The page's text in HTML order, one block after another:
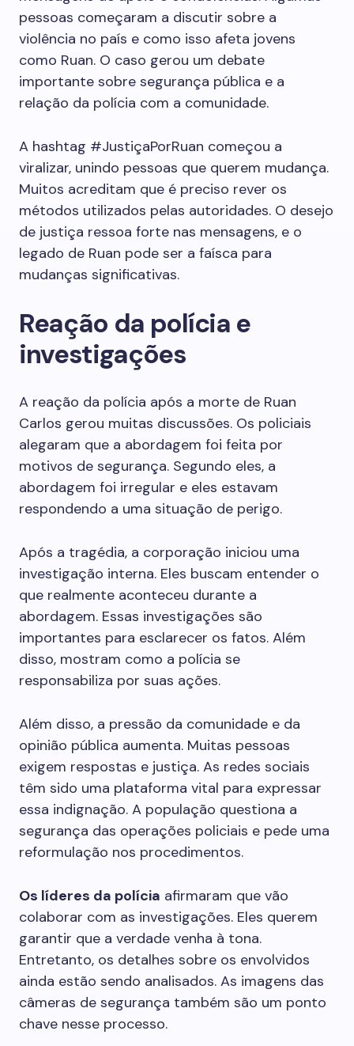
pessoas começaram a discutir sobre a
violência no país e como isso afeta jovens
como Ruan. O caso gerou um debate
importante sobre segurança pública e a
relação da polícia com a comunidade.
A hashtag #JustiçaPorRuan começou a
viralizar, unindo pessoas que querem mudança.
Muitos acreditam que é preciso rever os
métodos utilizados pelas autoridades. O desejo
de justiça ressoa forte nas mensagens, e o
legado de Ruan pode ser a faísca para
mudanças significativas.
Reação da polícia e
investigações
A reação da polícia após a morte de Ruan
Carlos gerou muitas discussões. Os policiais
alegaram que a abordagem foi feita por
motivos de segurança. Segundo eles, a
abordagem foi irregular e eles estavam
respondendo a uma situação de perigo.
Após a tragédia, a corporação iniciou uma
investigação interna. Eles buscam entender o
que realmente aconteceu durante a
abordagem. Essas investigações são
importantes para esclarecer os fatos. Além
disso, mostram como a polícia se
responsabiliza por suas ações.
Além disso, a pressão da comunidade e da
opinião pública aumenta. Muitas pessoas
exigem respostas e justiça. As redes sociais
têm sido uma plataforma vital para expressar
essa indignação. A população questiona a
segurança das operações policiais e pede uma
reformulação nos procedimentos.
Os líderes da polícia afirmaram que vão
colaborar com as investigações. Eles querem
garantir que a verdade venha à tona.
Entretanto, os detalhes sobre os envolvidos
ainda estão sendo analisados. As imagens das
câmeras de segurança também são um ponto
chave nesse processo.